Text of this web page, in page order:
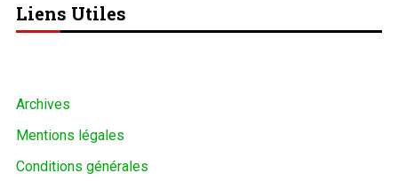
Liens Utiles
Archives
Mentions légales
Conditions générales